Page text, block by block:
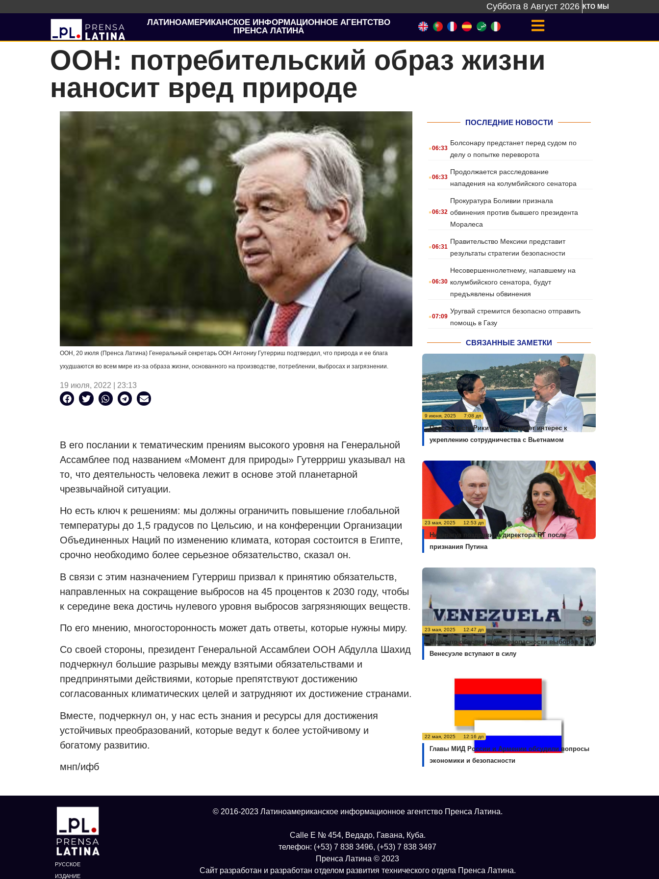
Суббота 8 Август 2026 КТО МЫ
ЛАТИНОАМЕРИКАНСКОЕ ИНФОРМАЦИОННОЕ АГЕНТСТВО
ПРЕНСА ЛАТИНА
ООН: потребительский образ жизни
наносит вред природе
ООН, 20 июля (Пренса Латина) Генеральный секретарь ООН Антониу Гутерриш подтвердил, что природа и ее блага
ухудшаются во всем мире из-за образа жизни, основанного на производстве, потреблении, выбросах и загрязнении.
19 июля, 2022 | 23:13
В его послании к тематическим прениям высокого уровня на Генеральной
Ассамблее под названием «Момент для природы» Гутеррриш указывал на
то, что деятельность человека лежит в основе этой планетарной
чрезвычайной ситуации.
Но есть ключ к решениям: мы должны ограничить повышение глобальной
температуры до 1,5 градусов по Цельсию, и на конференции Организации
Объединенных Наций по изменению климата, которая состоится в Египте,
срочно необходимо более серьезное обязательство, сказал он.
В связи с этим назначением Гутерриш призвал к принятию обязательств,
направленных на сокращение выбросов на 45 процентов к 2030 году, чтобы
к середине века достичь нулевого уровня выбросов загрязняющих веществ.
По его мнению, многосторонность может дать ответы, которые нужны миру.
Со своей стороны, президент Генеральной Ассамблеи ООН Абдулла Шахид
подчеркнул большие разрывы между взятыми обязательствами и
предпринятыми действиями, которые препятствуют достижению
согласованных климатических целей и затрудняют их достижение странами.
Вместе, подчеркнул он, у нас есть знания и ресурсы для достижения
устойчивых преобразований, которые ведут к более устойчивому и
богатому развитию.
мнп/ифб
ПОСЛЕДНИЕ НОВОСТИ
.06:33
Болсонару предстанет перед судом по
делу о попытке переворота
.06:33
Продолжается расследование
нападения на колумбийского сенатора
.06:32
Прокуратура Боливии признала
обвинения против бывшего президента
Моралеса
.06:31
Правительство Мексики представит
результаты стратегии безопасности
.06:30
Несовершеннолетнему, напавшему на
колумбийского сенатора, будут
предъявлены обвинения
.07:09
Уругвай стремится безопасно отправить
помощь в Газу
СВЯЗАННЫЕ ЗАМЕТКИ
9 июня, 2025 7:08 дп
Пресса Коста-Рики подчеркивает интерес к
укреплению сотрудничества с Вьетнамом
23 мая, 2025 12:53 дп
Никарагуа поздравила директора RT после
признания Путина
23 мая, 2025 12:47 дп
Меры по обеспечению безопасности выборов в
Венесуэле вступают в силу
22 мая, 2025 12:16 дп
Главы МИД России и Армении обсудили вопросы
экономики и безопасности
РУССКОЕ
ИЗДАНИЕ
© 2016-2023 Латиноамериканское информационное агентство Пренса Латина.
Calle E № 454, Ведадо, Гавана, Куба.
телефон: (+53) 7 838 3496, (+53) 7 838 3497
Пренса Латина © 2023
Сайт разработан и разработан отделом развития технического отдела Пренса Латина.